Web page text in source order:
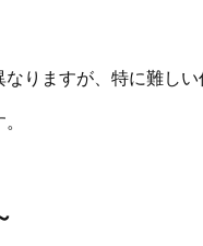
りますが、特に難し